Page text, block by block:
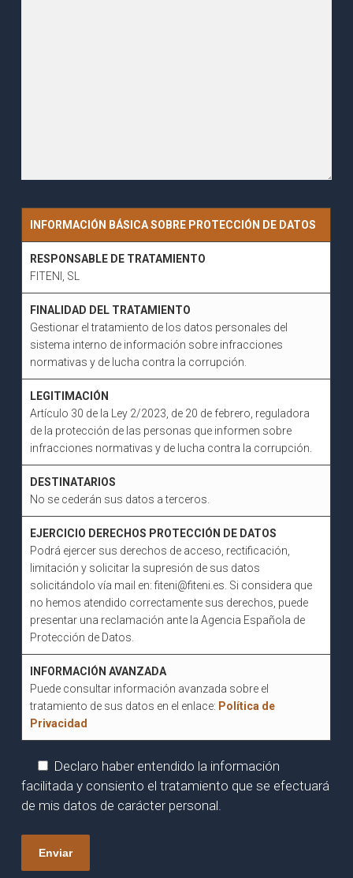
INFORMACIÓN BÁSICA SOBRE PROTECCIÓN DE DATOS
RESPONSABLE DE TRATAMIENTO
FITENI, SL
FINALIDAD DEL TRATAMIENTO
Gestionar el tratamiento de los datos personales del
sistema interno de información sobre infracciones
normativas y de lucha contra la corrupción.
LEGITIMACIÓN
Artículo 30 de la Ley 2/2023, de 20 de febrero, reguladora
de la protección de las personas que informen sobre
infracciones normativas y de lucha contra la corrupción.
DESTINATARIOS
No se cederán sus datos a terceros.
EJERCICIO DERECHOS PROTECCIÓN DE DATOS
Podrá ejercer sus derechos de acceso, rectificación,
limitación y solicitar la supresión de sus datos
solicitándolo vía mail en: fiteni@fiteni.es. Si considera que
no hemos atendido correctamente sus derechos, puede
presentar una reclamación ante la Agencia Española de
Protección de Datos.
INFORMACIÓN AVANZADA
Puede consultar información avanzada sobre el
tratamiento de sus datos en el enlace: Política de
Privacidad
Declaro haber entendido la información
facilitada y consiento el tratamiento que se efectuará
de mis datos de carácter personal.